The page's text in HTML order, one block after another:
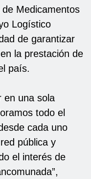
Medicamentos
Logístico
de garantizar
la prestación de
país.
en una sola
todo el
cada uno
pública y
el interés de